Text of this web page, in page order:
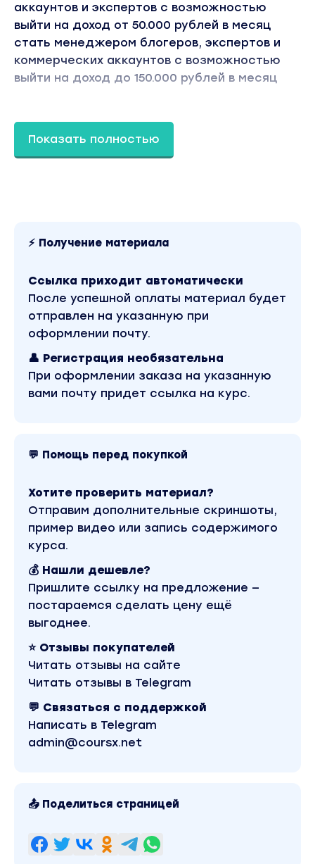
аккаунтов и экспертов с возможностью
выйти на доход от 50.000 рублей в месяц
стать менеджером блогеров, экспертов и
коммерческих аккаунтов с возможностью
выйти на доход до 150.000 рублей в месяц
БЛОК 6. Где деньги? Как искать клиентов?
Менеджер блогера. Тариф С поддержкой». Это
версия материала в лучшем качестве без
водяных знаков. Скриншоты содержимого,
платформы и качества записи можно
посмотреть выше. Материал относится к 2023
году. Оригинальная стоимость курса у автора
составляет 17900 рублей. В магазине Coursx.net
материал доступен за 990 рублей. Обучающий
курс входит в рубрику «SEO и SMM / Бизнес,
менеджмент, продажи / Реклама и маркетинг».
Другие материалы автора «Нюта Прохорова,
Показать полностью
⚡ Получение материала
Ссылка приходит автоматически
После успешной оплаты материал будет
отправлен на указанную при
оформлении почту.
👤 Регистрация необязательна
При оформлении заказа на указанную
вами почту придет ссылка на курс.
💬 Помощь перед покупкой
Хотите проверить материал?
Отправим дополнительные скриншоты,
пример видео или запись содержимого
курса.
💰 Нашли дешевле?
Пришлите ссылку на предложение —
постараемся сделать цену ещё
выгоднее.
⭐ Отзывы покупателей
Читать отзывы на сайте
Читать отзывы в Telegram
💬 Связаться с поддержкой
Написать в Telegram
admin@coursx.net
📤 Поделиться страницей